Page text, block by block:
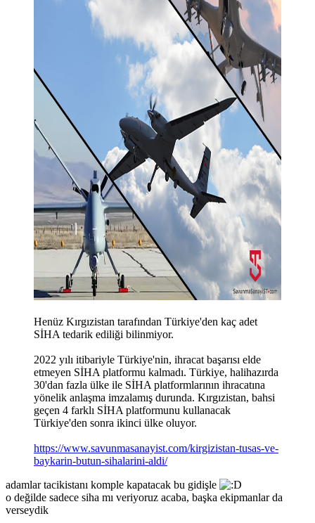
Henüz Kırgızistan tarafından Türkiye'den kaç adet
SİHA tedarik ediliği bilinmiyor.
2022 yılı itibariyle Türkiye'nin, ihracat başarısı elde
etmeyen SİHA platformu kalmadı. Türkiye, halihazırda
30'dan fazla ülke ile SİHA platformlarının ihracatına
yönelik anlaşma imzalamış durunda. Kırgızistan, bahsi
geçen 4 farklı SİHA platformunu kullanacak
Türkiye'den sonra ikinci ülke oluyor.
https://www.savunmasanayist.com/kirgizistan-tusas-ve-
baykarin-butun-sihalarini-aldi/
adamlar tacikistanı komple kapatacak bu gidişle
o değilde sadece siha mı veriyoruz acaba, başka ekipmanlar da
verseydik